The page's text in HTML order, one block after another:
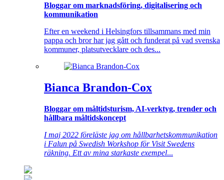
Bloggar om marknadsföring, digitalisering och
kommunikation
Efter en weekend i Helsingfors tillsammans med min
pappa och bror har jag gått och funderat på vad svenska
kommuner, platsutvecklare och des...
Bianca Brandon-Cox
Bloggar om måltidsturism, AI-verktyg, trender och
hållbara måltidskoncept
I maj 2022 föreläste jag om hållbarhetskommunikation
i Falun på Swedish Workshop för Visit Swedens
räkning. Ett av mina starkaste exempel...